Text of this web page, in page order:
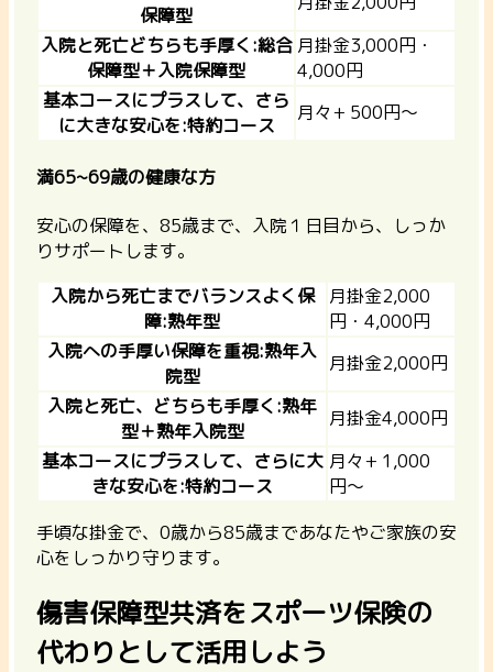
保障型
入院と死亡どちらも手厚く:総合
保障型＋入院保障型
月掛金3,000円・
4,000円
基本コースにプラスして、さら
に大きな安心を:特約コース
月々+ 500円〜
満65~69歳の健康な方
安心の保障を、85歳まで、入院１日目から、しっか
りサポートします。
入院から死亡までバランスよく保
障:熟年型
月掛金2,000
円・4,000円
入院への手厚い保障を重視:熟年入
院型
月掛金2,000円
入院と死亡、どちらも手厚く:熟年
型＋熟年入院型
月掛金4,000円
基本コースにプラスして、さらに大
きな安心を:特約コース
月々+ 1,000
円〜
手頃な掛金で、0歳から85歳まであなたやご家族の安
心をしっかり守ります。
傷害保障型共済をスポーツ保険の
代わりとして活用しよう